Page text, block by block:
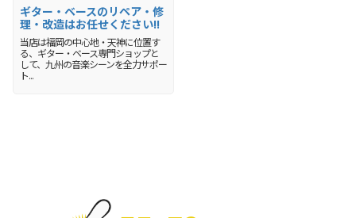
ギター・ベースのリペア・修
理・改造はお任せください!!
当店は福岡の中心地・天神に位置す
る、ギター・ベース専門ショップと
して、九州の音楽シーンを全力サポー
ト...